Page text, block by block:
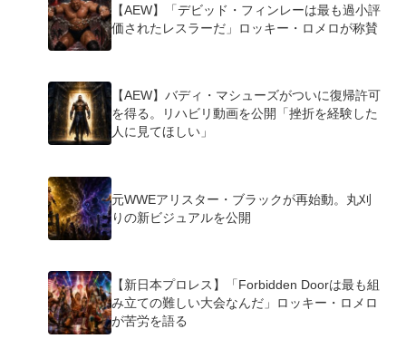
【AEW】「デビッド・フィンレーは最も過小評
価されたレスラーだ」ロッキー・ロメロが称賛
【AEW】バディ・マシューズがついに復帰許可
を得る。リハビリ動画を公開「挫折を経験した
人に見てほしい」
元WWEアリスター・ブラックが再始動。丸刈
りの新ビジュアルを公開
【新日本プロレス】「Forbidden Doorは最も組
み立ての難しい大会なんだ」ロッキー・ロメロ
が苦労を語る